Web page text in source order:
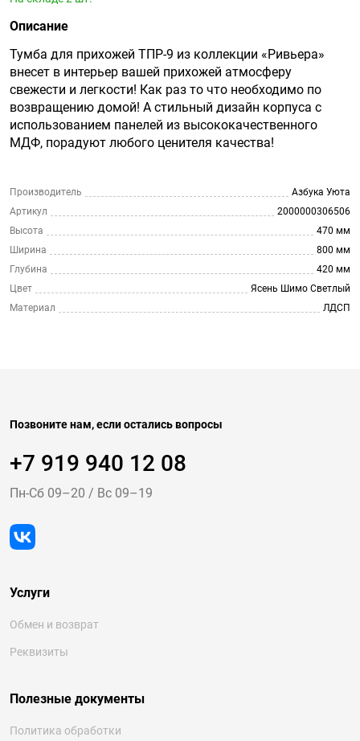
Описание
Тумба для прихожей ТПР-9 из коллекции «Ривьера»
внесет в интерьер вашей прихожей атмосферу
свежести и легкости! Как раз то что необходимо по
возвращению домой! А стильный дизайн корпуса с
использованием панелей из высококачественного
МДФ, порадуют любого ценителя качества!
Производитель
Азбука Уюта
Артикул
2000000306506
Высота
470 мм
Ширина
800 мм
Глубина
420 мм
Цвет
Ясень Шимо Светлый
Материал
ЛДСП
Услуги
Обмен и возврат
Реквизиты
Полезные документы
Политика обработки
Позвоните нам, если остались вопросы
+7 919 940 12 08
Пн-Cб 09–20 / Вс 09–19